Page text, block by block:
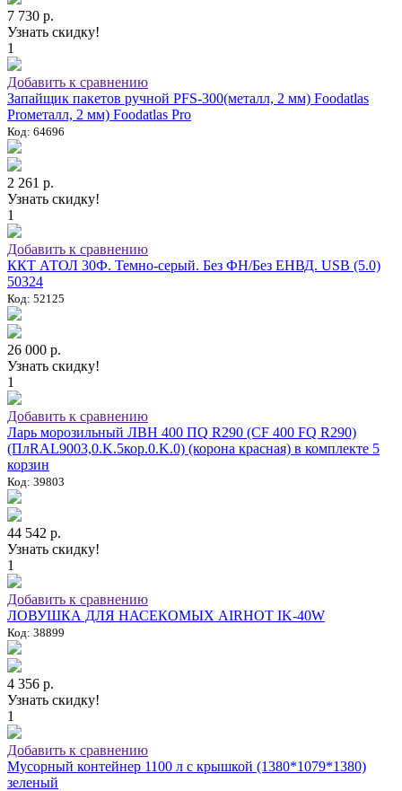
7 730 р.
Узнать скидку!
1
Добавить к сравнению
Запайщик пакетов ручной PFS-300(металл, 2 мм) Foodatlas
Proметалл, 2 мм) Foodatlas Pro
Код: 64696
2 261 р.
Узнать скидку!
1
Добавить к сравнению
ККТ АТОЛ 30Ф. Темно-серый. Без ФН/Без ЕНВД. USB (5.0)
50324
Код: 52125
26 000 р.
Узнать скидку!
1
Добавить к сравнению
Ларь морозильный ЛВН 400 ПQ R290 (СF 400 FQ R290)
(ПлRAL9003,0.K.5кор.0.K.0) (корона красная) в комплекте 5
корзин
Код: 39803
44 542 р.
Узнать скидку!
1
Добавить к сравнению
ЛОВУШКА ДЛЯ НАСЕКОМЫХ AIRHOT IK-40W
Код: 38899
4 356 р.
Узнать скидку!
1
Добавить к сравнению
Мусорный контейнер 1100 л с крышкой (1380*1079*1380)
зеленый